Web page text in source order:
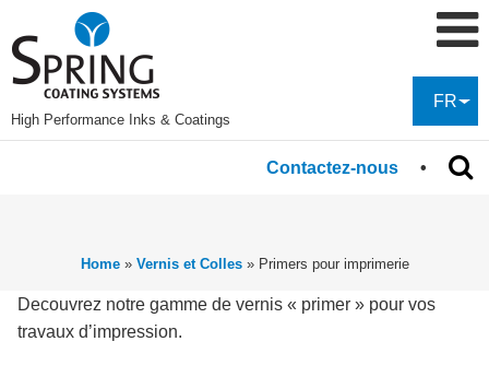
High Performance Inks & Coatings
FR
Contactez-nous
Home» Vernis et Colles» Primers pour imprimerie
Decouvrez notre gamme de vernis « primer » pour vos
travaux d’impression.